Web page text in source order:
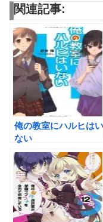
関連記事:
俺の教室にハルヒはい
ない